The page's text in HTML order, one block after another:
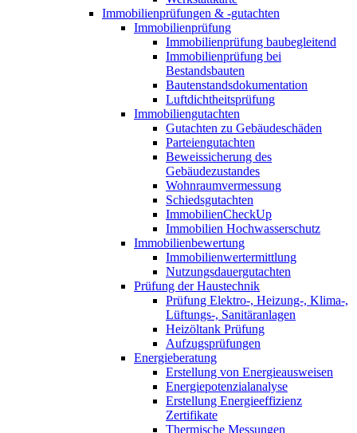
Immobilienprüfungen & -gutachten
Immobilienprüfung
Immobilienprüfung baubegleitend
Immobilienprüfung bei
Bestandsbauten
Bautenstandsdokumentation
Luftdichtheitsprüfung
Immobiliengutachten
Gutachten zu Gebäudeschäden
Parteiengutachten
Beweissicherung des
Gebäudezustandes
Wohnraumvermessung
Schiedsgutachten
ImmobilienCheckUp
Immobilien Hochwasserschutz
Immobilienbewertung
Immobilienwertermittlung
Nutzungsdauergutachten
Prüfung der Haustechnik
Prüfung Elektro-, Heizung-, Klima-,
Lüftungs-, Sanitäranlagen
Heizöltank Prüfung
Aufzugsprüfungen
Energieberatung
Erstellung von Energieausweisen
Energiepotenzialanalyse
Erstellung Energieeffizienz
Zertifikate
Thermische Messungen